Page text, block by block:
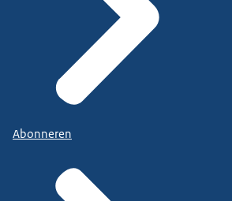
Abonneren